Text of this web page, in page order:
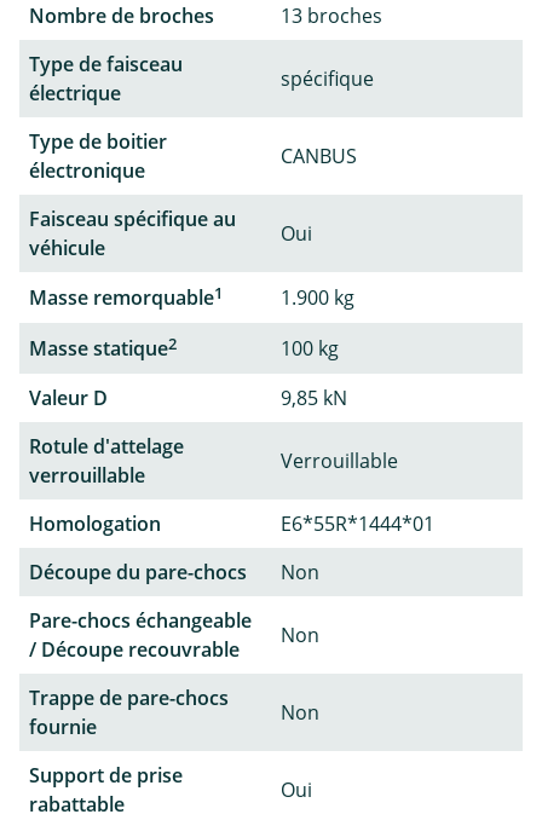
Nombre de broches
13 broches
Type de faisceau
électrique
spécifique
Type de boitier
électronique
CANBUS
Faisceau spécifique au
véhicule
Oui
Masse remorquable1
1.900 kg
Masse statique2
100 kg
Valeur D
9,85 kN
Rotule d'attelage
verrouillable
Verrouillable
Homologation
E6*55R*1444*01
Découpe du pare-chocs
Non
Pare-chocs échangeable
/ Découpe recouvrable
Non
Trappe de pare-chocs
fournie
Non
Support de prise
rabattable
Oui